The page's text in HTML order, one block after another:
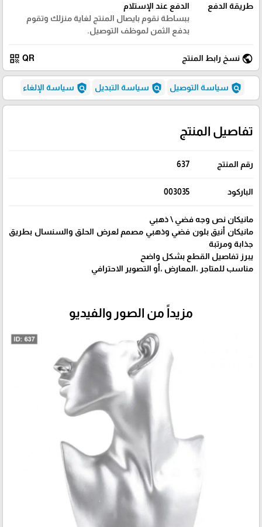
طريقة الدفع
الدفع عند الإستلام
ببساطة نقوم بايصال المنتج لغاية منزلك وتقوم
بدفع الثمن لموظف التوصيل.
public نسخ رابط المنتج QR
qr_code
policy سياسة التوصيل policy سياسة التبديل policy سياسة الإلغاء
تفاصيل المنتج
رقم المنتج 637
الباركود 003035
مانيكان نص وجه فضي \ ذهبي
مانيكان أنيق بلون فضي وذهبي مصمم لعرض الحلق والسنسال بطريق
جذابة ومرتبة
يبرز تفاصيل القطع بشكل واضح
مناسب للمتاجر ،المعارض ،أو التصوير الاحترافي
مزيداً من الصور والفيديو